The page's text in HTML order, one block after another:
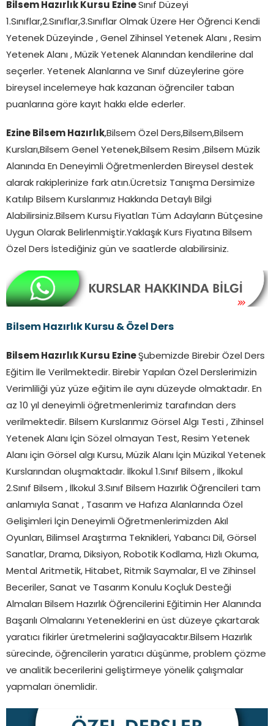
Bilsem Hazırlık Kursu Ezine Sınıf Düzeyi
1.Sınıflar,2.Sınıflar,3.Sınıflar Olmak Üzere Her Öğrenci Kendi
Yetenek Düzeyinde , Genel Zihinsel Yetenek Alanı , Resim
Yetenek Alanı , Müzik Yetenek Alanından kendilerine dal
seçerler. Yetenek Alanlarına ve Sınıf düzeylerine göre
bireysel incelemeye hak kazanan öğrenciler taban
puanlarına göre kayıt hakkı elde ederler.
Ezine Bilsem Hazırlık,Bilsem Özel Ders,Bilsem,Bilsem
Kursları,Bilsem Genel Yetenek,Bilsem Resim ,Bilsem Müzik
Alanında En Deneyimli Öğretmenlerden Bireysel destek
alarak rakiplerinize fark atın.Ücretsiz Tanışma Dersimize
Katılıp Bilsem Kurslarımız Hakkında Detaylı Bilgi
Alabilirsiniz.Bilsem Kursu Fiyatları Tüm Adayların Bütçesine
Uygun Olarak Belirlenmiştir.Yaklaşık Kurs Fiyatına Bilsem
Özel Ders İstediğiniz gün ve saatlerde alabilirsiniz.
Bilsem Hazırlık Kursu & Özel Ders
Bilsem Hazırlık Kursu Ezine Şubemizde Birebir Özel Ders
Eğitim İle Verilmektedir. Birebir Yapılan Özel Derslerimizin
Verimliliği yüz yüze eğitim ile aynı düzeyde olmaktadır. En
az 10 yıl deneyimli öğretmenlerimiz tarafından ders
verilmektedir. Bilsem Kurslarımız Görsel Algı Testi , Zihinsel
Yetenek Alanı İçin Sözel olmayan Test, Resim Yetenek
Alanı için Görsel algı Kursu, Müzik Alanı İçin Müzikal Yetenek
Kurslarından oluşmaktadır. İlkokul 1.Sınıf Bilsem , İlkokul
2.Sınıf Bilsem , İlkokul 3.Sınıf Bilsem Hazırlık Öğrencileri tam
anlamıyla Sanat , Tasarım ve Hafıza Alanlarında Özel
Gelişimleri İçin Deneyimli Öğretmenlerimizden Akıl
Oyunları, Bilimsel Araştırma Teknikleri, Yabancı Dil, Görsel
Sanatlar, Drama, Diksiyon, Robotik Kodlama, Hızlı Okuma,
Mental Aritmetik, Hitabet, Ritmik Saymalar, El ve Zihinsel
Beceriler, Sanat ve Tasarım Konulu Koçluk Desteği
Almaları Bilsem Hazırlık Öğrencilerini Eğitimin Her Alanında
Başarılı Olmalarını Yeteneklerini en üst düzeye çıkartarak
yaratıcı fikirler üretmelerini sağlayacaktır.Bilsem Hazırlık
sürecinde, öğrencilerin yaratıcı düşünme, problem çözme
ve analitik becerilerini geliştirmeye yönelik çalışmalar
yapmaları önemlidir.